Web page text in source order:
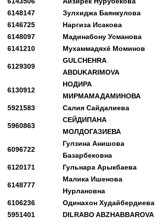
6148147
Зулхиджа Баянкулова
6146725
Наргиза Исакова
6148097
Мадинабону Усманова
6141210
Мухаммадяхё Моминов
6129309
GULCHEHRA
ABDUKARIMOVA
6130912
НОДИРА
МИРМАМАДАМИНОВА
5921583 Салия Сайдалиева
5960863
СЕЙДИПАНА
МОЛДОГАЗИЕВА
6096722
Гулзина Анишова
Базарбековна
6120171 Гульнара Арыкбаева
6148777
Малика Ишенова
Нурлановна
6106236 Одинахон Худайбердиева
5951401
DILRABO ABZHABBAROVA